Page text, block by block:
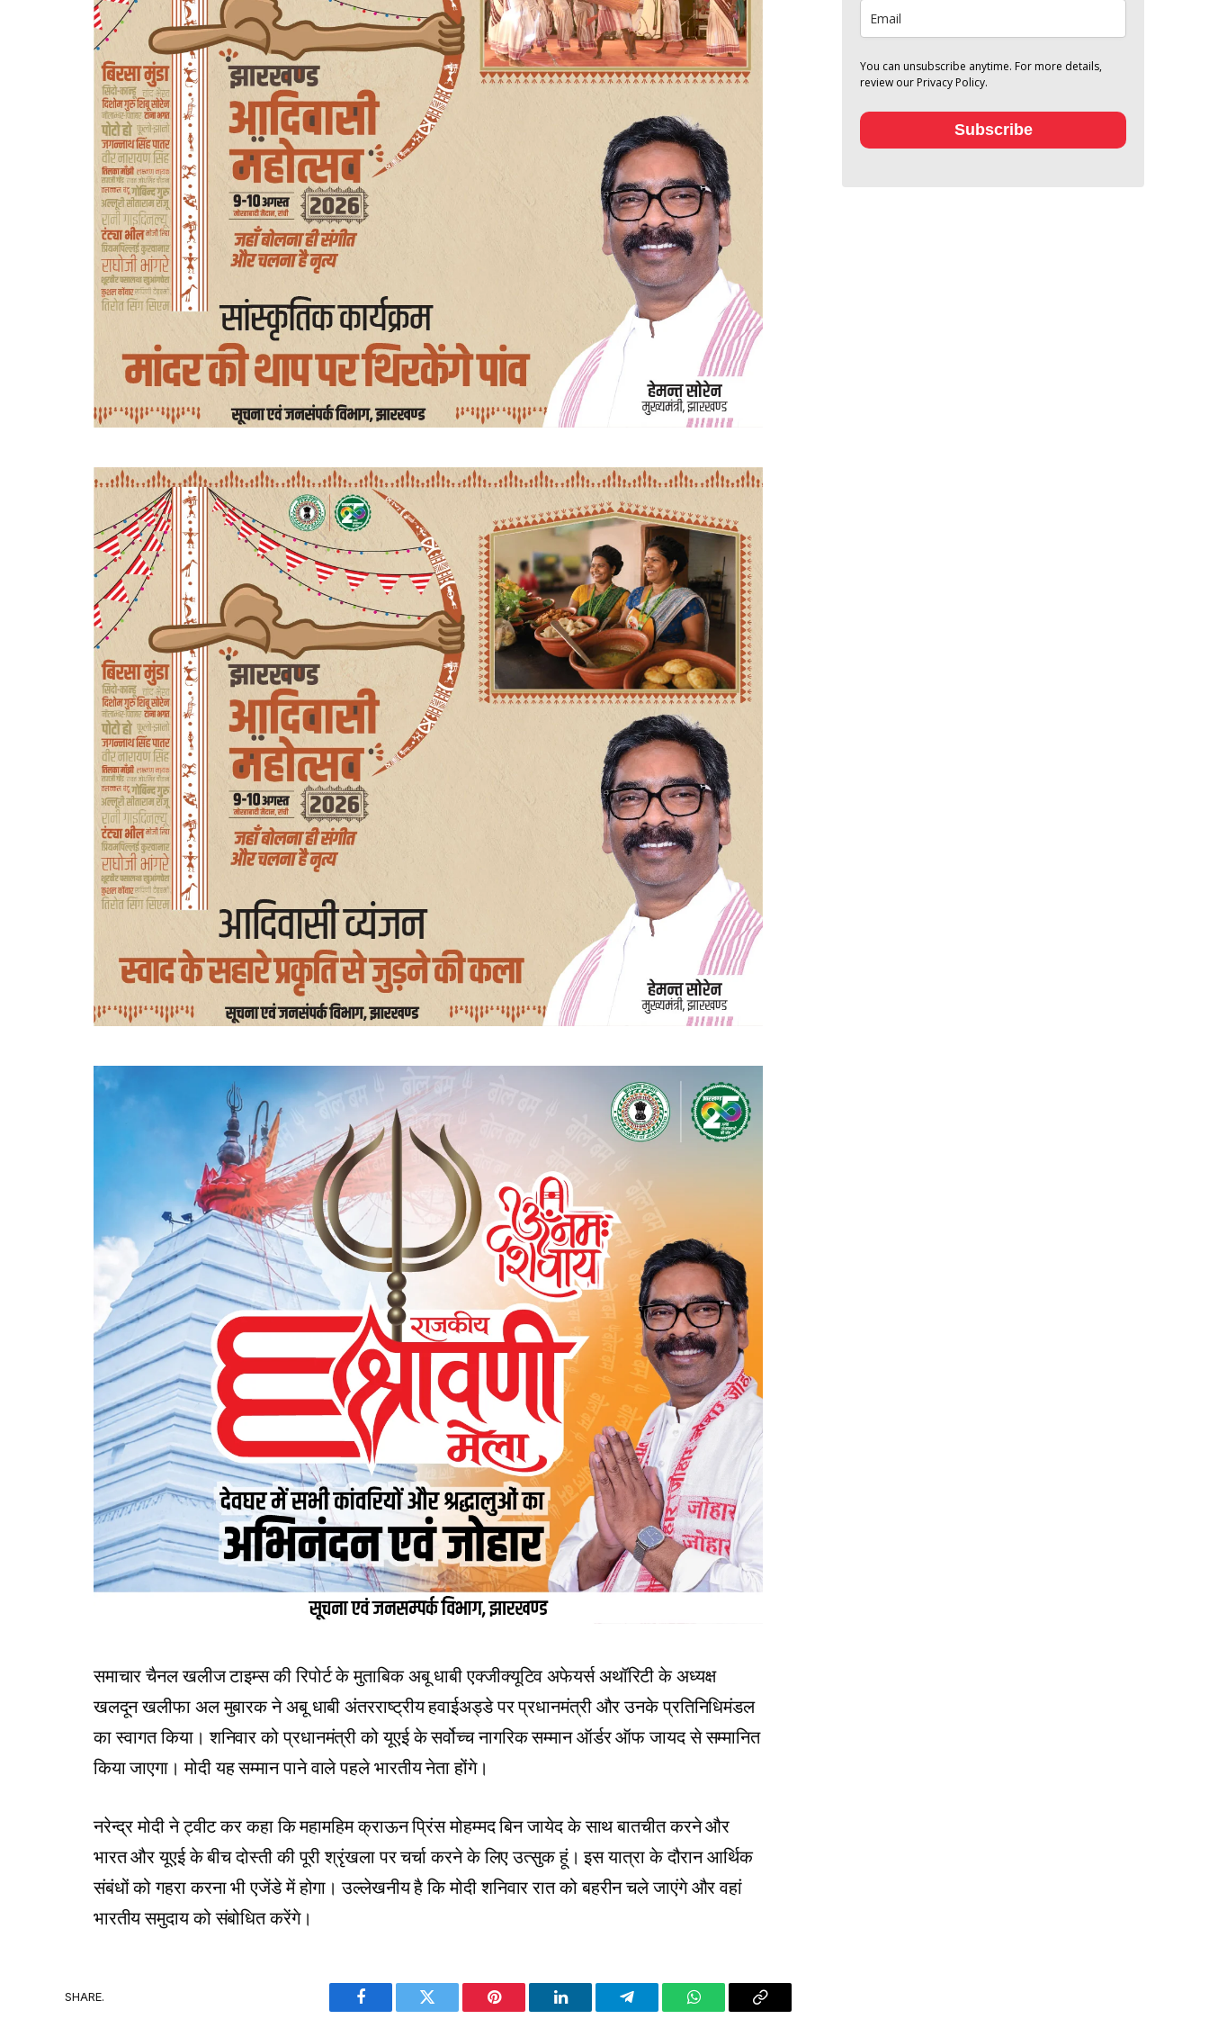
समाचार चैनल खलीज टाइम्स की रिपोर्ट के मुताबिक अबू धाबी एक्जीक्यूटिव अफेयर्स अथॉरिटी के अध्यक्ष
खलदून खलीफा अल मुबारक ने अबू धाबी अंतरराष्ट्रीय हवाईअड्डे पर प्रधानमंत्री और उनके प्रतिनिधिमंडल
का स्वागत किया। शनिवार को प्रधानमंत्री को यूएई के सर्वोच्च नागरिक सम्मान ऑर्डर ऑफ जायद से सम्मानित
किया जाएगा। मोदी यह सम्मान पाने वाले पहले भारतीय नेता होंगे।
नरेन्द्र मोदी ने ट्वीट कर कहा कि महामहिम क्राऊन प्रिंस मोहम्मद बिन जायेद के साथ बातचीत करने और
भारत और यूएई के बीच दोस्ती की पूरी श्रृंखला पर चर्चा करने के लिए उत्सुक हूं। इस यात्रा के दौरान आर्थिक
संबंधों को गहरा करना भी एजेंडे में होगा। उल्लेखनीय है कि मोदी शनिवार रात को बहरीन चले जाएंगे और वहां
भारतीय समुदाय को संबोधित करेंगे।
SHARE.
Facebook Twitter Pinterest LinkedIn Telegram WhatsAppCopy
You can unsubscribe anytime. For more details,
review our Privacy Policy.
Subscribe